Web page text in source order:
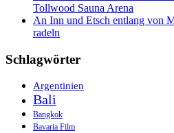
Tollwood Sauna Arena
An Inn und Etsch entlang von
radeln
Schlagwörter
Argentinien
Bali
Bangkok
Bavaria Film